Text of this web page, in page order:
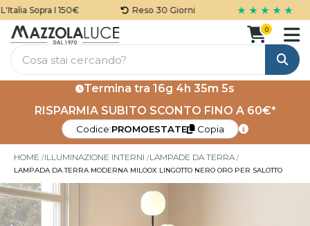
Sopra I 150€ Reso 30 Giorni ★ ★ ★ ★ ★
Cerca
0
Termina tra 16g 4h 35m 4s
RISPARMIA SUBITO SCONTO FINO A 60€*
Codice:PROMOESTATE Copia
HOME ILLUMINAZIONE INTERNI LAMPADE DA TERRA
LAMPADA DA TERRA MODERNA MILOOX LINGOTTO NERO ORO PER SALOTTO